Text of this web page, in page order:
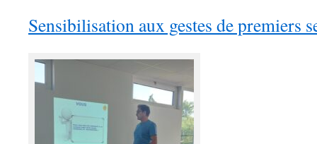
Sensibilisation aux gestes de premiers